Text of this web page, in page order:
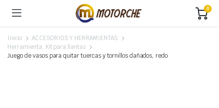
0
Inicio
ACCESORIOS Y HERRAMIENTAS
Herramienta, Kit para llantas
Juego de vasos para quitar tuercas y tornillos dañados, redo